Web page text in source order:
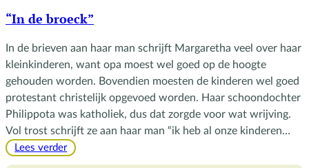
“In de broeck”
In de brieven aan haar man schrijft Margaretha veel over haar
kleinkinderen, want opa moest wel goed op de hoogte
gehouden worden. Bovendien moesten de kinderen wel goed
protestant christelijk opgevoed worden. Haar schoondochter
Philippota was katholiek, dus dat zorgde voor wat wrijving.
Vol trost schrijft ze aan haar man “ik heb al onze kinderen…
Lees verder: